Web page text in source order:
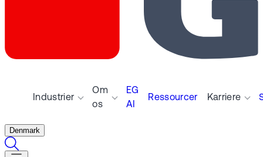
Industrier
Om
os
EG
AI
Ressourcer Karriere
Denmark